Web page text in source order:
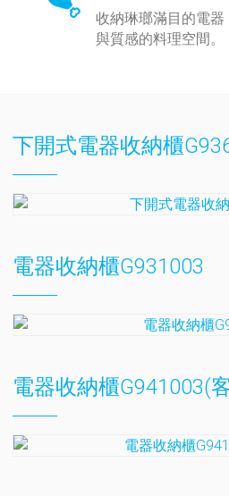
收納琳瑯滿目的電
與質感的料理空間。
下開式電器收納櫃
電器收納櫃G931003
電器收納櫃G941003(